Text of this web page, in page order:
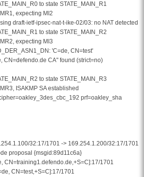
to state STATE_MAIN_R1
expecting MI2
draft-ietf-ipsec-nat-t-ike-02/03: no NAT detected
to state STATE_MAIN_R2
expecting MI3
'C=de, CN=test'
CN=defendo.de CA" found (strict=no)
to state STATE_MAIN_R3
ISAKMP SA established
prf=oakley_sha
32:17/1701 -> 169.254.1.200/32:17/1701
proposal {msgid:89d11c6a}
CN=training1.defendo.de,+S=C]:17/1701
CN=test,+S=C]:17/1701